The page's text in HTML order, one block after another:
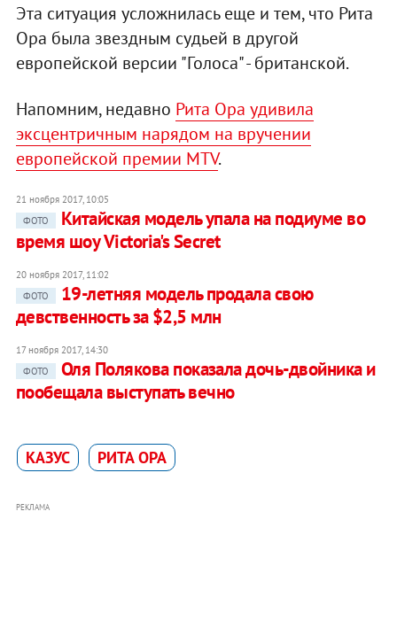
Эта ситуация усложнилась еще и тем, что Рита
Ора была звездным судьей в другой
европейской версии "Голоса" - британской.
Напомним, недавно Рита Ора удивила
эксцентричным нарядом на вручении
европейской премии MTV.
21 ноября 2017, 10:05
ФОТО
Китайская модель упала на подиуме во
время шоу Victoria's Secret
20 ноября 2017, 11:02
ФОТО
19-летняя модель продала свою
девственность за $2,5 млн
17 ноября 2017, 14:30
ФОТО
Оля Полякова показала дочь-двойника и
пообещала выступать вечно
КАЗУС РИТА ОРА
РЕКЛАМА